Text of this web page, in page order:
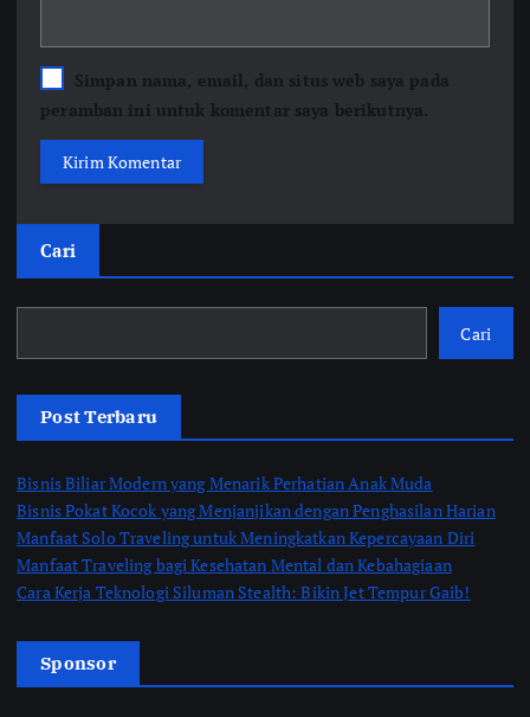
Simpan nama, email, dan situs web saya pada
peramban ini untuk komentar saya berikutnya.
Cari
Cari
Post Terbaru
Bisnis Biliar Modern yang Menarik Perhatian Anak Muda
Bisnis Pokat Kocok yang Menjanjikan dengan Penghasilan Harian
Manfaat Solo Traveling untuk Meningkatkan Kepercayaan Diri
Manfaat Traveling bagi Kesehatan Mental dan Kebahagiaan
Cara Kerja Teknologi Siluman Stealth: Bikin Jet Tempur Gaib!
Sponsor